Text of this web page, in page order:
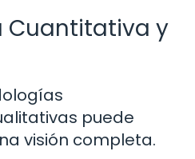
Cuantitativa y
puede
visión completa.